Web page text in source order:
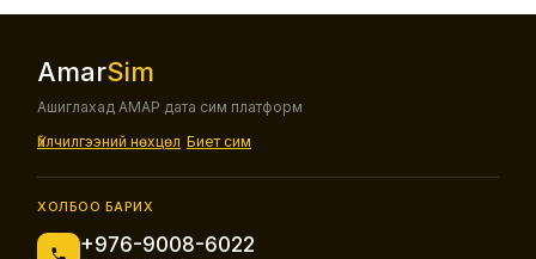
AmarSim
Ашиглахад АМАР дата сим платформ
Үйлчилгээний нөхцөл Биет сим
ХОЛБОО БАРИХ
+976-9008-6022